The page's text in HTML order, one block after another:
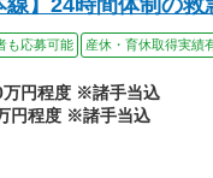
線】24時間体制の
も応募可能 産休・育休取得実績
万円程度 ※諸手当込
円程度 ※諸手当込